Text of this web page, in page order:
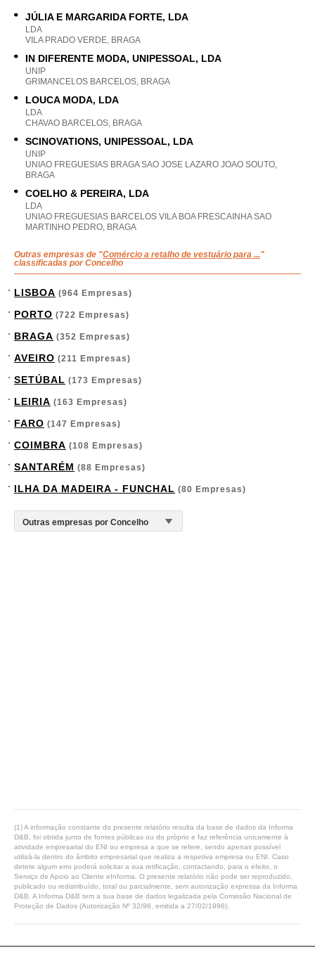
JÚLIA E MARGARIDA FORTE, LDA
LDA
VILA PRADO VERDE, BRAGA
IN DIFERENTE MODA, UNIPESSOAL, LDA
UNIP
GRIMANCELOS BARCELOS, BRAGA
LOUCA MODA, LDA
LDA
CHAVAO BARCELOS, BRAGA
SCINOVATIONS, UNIPESSOAL, LDA
UNIP
UNIAO FREGUESIAS BRAGA SAO JOSE LAZARO JOAO SOUTO,
BRAGA
COELHO & PEREIRA, LDA
LDA
UNIAO FREGUESIAS BARCELOS VILA BOA FRESCAINHA SAO
MARTINHO PEDRO, BRAGA
Outras empresas de "Comércio a retalho de vestuário para ..."
classificadas por Concelho
LISBOA (964 Empresas)
PORTO (722 Empresas)
BRAGA (352 Empresas)
AVEIRO (211 Empresas)
SETÚBAL (173 Empresas)
LEIRIA (163 Empresas)
FARO (147 Empresas)
COIMBRA (108 Empresas)
SANTARÉM (88 Empresas)
ILHA DA MADEIRA - FUNCHAL (80 Empresas)
(1) A informação constante do presente relatório resulta da base de dados da Informa
D&B, foi obtida junto de fontes públicas ou do próprio e faz referência unicamente à
atividade empresarial do ENI ou empresa a que se refere, sendo apenas possível
utilizá-la dentro do âmbito empresarial que realiza a respetiva empresa ou ENI. Caso
detete algum erro poderá solicitar a sua retificação, contactando, para o efeito, o
Serviço de Apoio ao Cliente eInforma. O presente relatório não pode ser reproduzido,
publicado ou redistribuído, total ou parcialmente, sem autorização expressa da Informa
D&B. A Informa D&B tem a sua base de dados legalizada pela Comissão Nacional de
Proteção de Dados (Autorização Nº 32/96, emitida a 27/02/1996).